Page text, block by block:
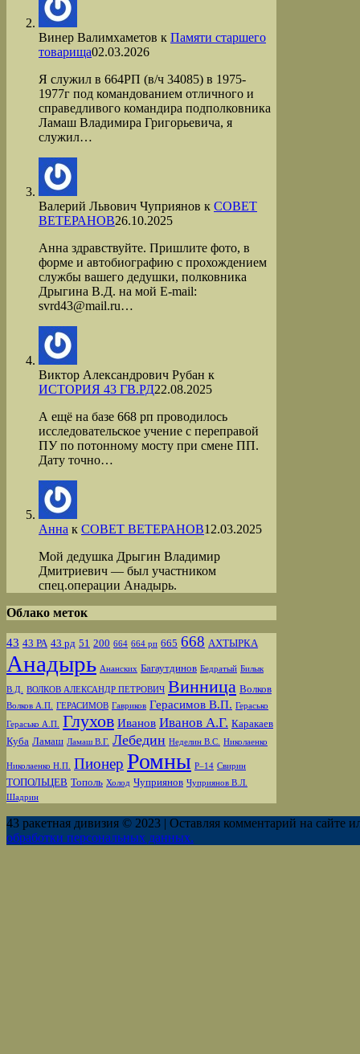
Винер Валимхаметов к Памяти старшего
товарища02.03.2026
Я служил в 664РП (в/ч 34085) в 1975-
1977г под командованием отличного и
справедливого командира подполковника
Ламаш Владимира Григорьевича, я
служил…
Валерий Львович Чуприянов к СОВЕТ
ВЕТЕРАНОВ26.10.2025
Анна здравствуйте. Пришлите фото, в
форме и автобиографию с прохождением
службы вашего дедушки, полковника
Дрыгина В.Д. на мой Е-mail:
svrd43@mail.ru…
Виктор Александрович Рубан к
ИСТОРИЯ 43 ГВ.РД22.08.2025
А ещё на базе 668 рп проводилось
исследовательское учение с переправой
ПУ по потонному мосту при смене ПП.
Дату точно…
Анна к СОВЕТ ВЕТЕРАНОВ12.03.2025
Мой дедушка Дрыгин Владимир
Дмитриевич — был участником
спец.операции Анадырь.
Облако меток
43 43 РА 43 рд 51 200 664 664 рп 665 668 АХТЫРКА
Анадырь Ананских Багаутдинов Бедратый Билык
В.Д. ВОЛКОВ АЛЕКСАНДР ПЕТРОВИЧ Винница Волков
Волков А.П. ГЕРАСИМОВ Гавриков Герасимов В.П. Герасько
Герасько А.П. Глухов Иванов Иванов А.Г. Каракаев
Куба Ламаш Ламаш В.Г. Лебедин Неделин В.С. Николаенко
Николаенко Н.П. Пионер Ромны Р–14 Свирин
ТОПОЛЬЦЕВ Тополь Холод Чуприянов Чуприянов В.Л.
Шадрин
43 ракетная дивизия © 2023 | Оставляя комментарий на сайте
обработки персональных данных.